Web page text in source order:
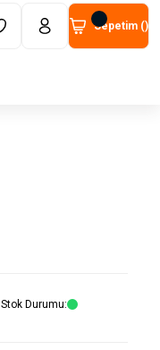
Sepetim ()
Stok Durumu